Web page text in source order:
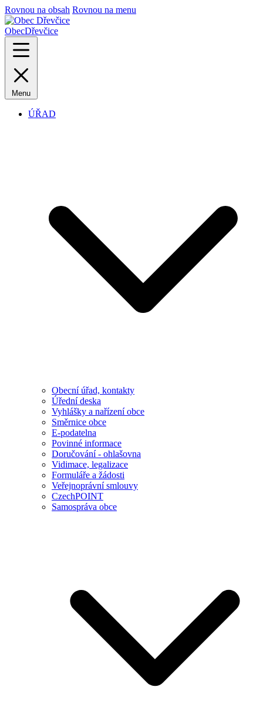
Rovnou na obsah Rovnou na menu
ObecDřevčice
Menu
ÚŘAD
Obecní úřad, kontakty
Úřední deska
Vyhlášky a nařízení obce
Směrnice obce
E-podatelna
Povinné informace
Doručování - ohlašovna
Vidimace, legalizace
Formuláře a žádosti
Veřejnoprávní smlouvy
CzechPOINT
Samospráva obce